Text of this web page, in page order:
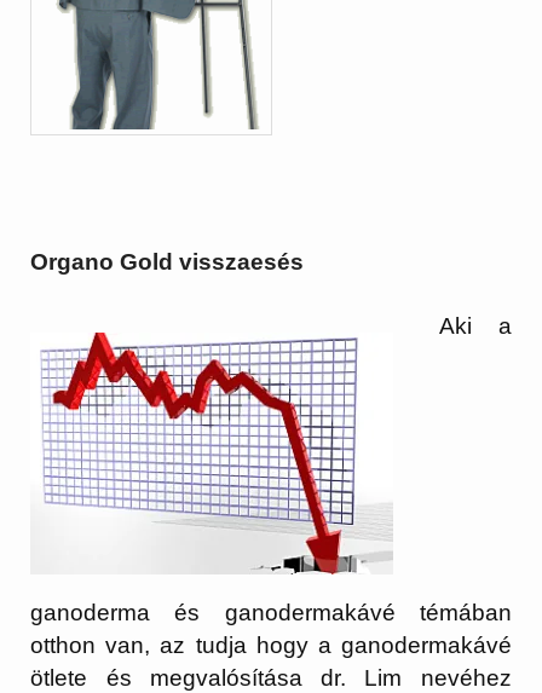
Organo Gold visszaesés
Aki a
ganoderma és ganodermakávé témában
otthon van, az tudja hogy a ganodermakávé
ötlete és megvalósítása dr. Lim nevéhez